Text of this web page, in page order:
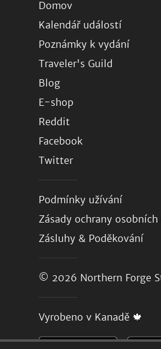
Domov
Kalendář událostí
Poznámky k vydání
Traveler's Guild
Blog
E-shop
Reddit
Facebook
Twitter
Podmínky užívání
Zásady ochrany osobních
Zásluhy & Poděkování
© 2026 Northern Forge
Vyrobeno v Kanadě 🍁